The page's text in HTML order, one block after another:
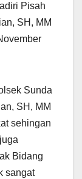
Pisah
SH, MM
Sunda
SH, MM
sehingan
Bidang
sangat